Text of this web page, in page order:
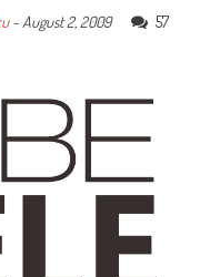
-August 2, 2009
57